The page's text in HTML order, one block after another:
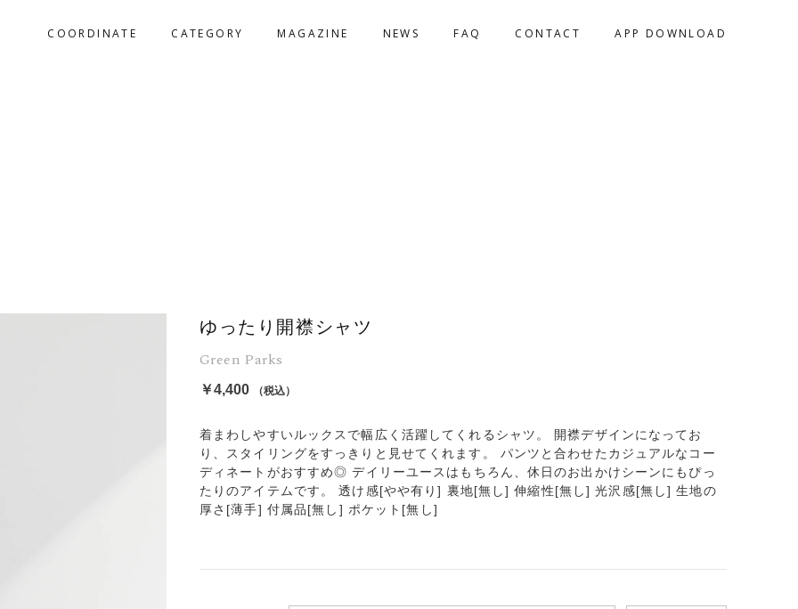
COORDINATE CATEGORY MAGAZINE NEWS FAQ CONTACT APP DOWNLOAD
ゆったり開襟シャツ
Green Parks
￥4,400 （税込）
着まわしやすいルックスで幅広く活躍してくれるシャツ。 開襟デザインになってお
り、スタイリングをすっきりと見せてくれます。 パンツと合わせたカジュアルなコー
ディネートがおすすめ◎ デイリーユースはもちろん、休日のお出かけシーンにもぴっ
たりのアイテムです。 透け感[やや有り] 裏地[無し] 伸縮性[無し] 光沢感[無し] 生地の
厚さ[薄手] 付属品[無し] ポケット[無し]